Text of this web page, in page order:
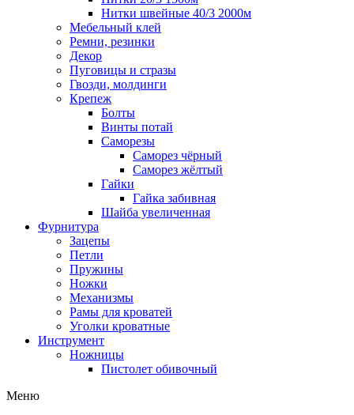
Нитки швейные 40/3 2000м
Мебельный клей
Ремни, резинки
Декор
Пуговицы и стразы
Гвозди, молдинги
Крепеж
Болты
Винты потай
Саморезы
Саморез чёрный
Саморез жёлтый
Гайки
Гайка забивная
Шайба увеличенная
Фурнитура
Зацепы
Петли
Пружины
Ножки
Механизмы
Рамы для кроватей
Уголки кроватные
Инструмент
Ножницы
Пистолет обивочный
Меню